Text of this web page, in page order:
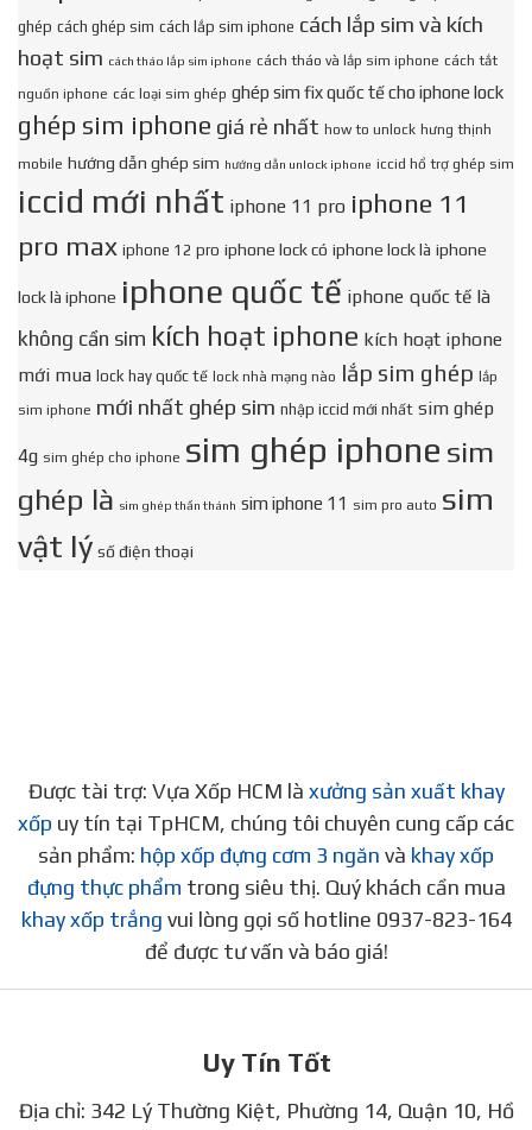
ghép cách ghép sim cách lắp sim iphone cách lắp sim và kích
hoạt sim cách tháo lắp sim iphone cách tháo và lắp sim iphone cách tắt
nguồn iphone các loại sim ghép ghép sim fix quốc tế cho iphone lock
ghép sim iphone giá rẻ nhất how to unlock hưng thịnh
mobile hướng dẫn ghép sim hướng dẫn unlock iphone iccid hổ trợ ghép sim
iccid mới nhất iphone 11 pro iphone 11
pro max iphone 12 pro iphone lock có iphone lock là iphone
lock là iphone iphone quốc tế iphone quốc tế là
không cần sim kích hoạt iphone kích hoạt iphone
mới mua lock hay quốc tế lock nhà mạng nào lắp sim ghép lắp
sim iphone mới nhất ghép sim nhập iccid mới nhất sim ghép
4g sim ghép cho iphone sim ghép iphone sim
ghép là sim ghép thần thánh sim iphone 11 sim pro auto sim
vật lý số điện thoại
Được tài trợ: Vựa Xốp HCM là xưởng sản xuất khay
xốp uy tín tại TpHCM, chúng tôi chuyên cung cấp các
sản phẩm: hộp xốp đựng cơm 3 ngăn và khay xốp
đựng thực phẩm trong siêu thị. Quý khách cần mua
khay xốp trắng vui lòng gọi số hotline 0937-823-164
để được tư vấn và báo giá!
Uy Tín Tốt
Địa chỉ: 342 Lý Thường Kiệt, Phường 14, Quận 10, Hồ